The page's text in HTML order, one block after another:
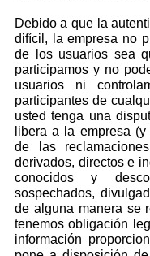
Debido a que la
difícil, la empresa no
de los usuarios sea
participamos y no
usuarios ni
participantes de
usted tenga una
libera a la empresa
de las
derivados, directos e
conocidos y
sospechados,
de alguna manera se
tenemos obligación
información